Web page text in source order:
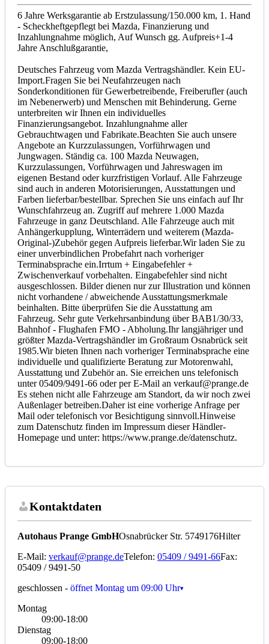
6 Jahre Werksgarantie ab Erstzulassung/150.000 km, 1. Hand
- Scheckheftgepflegt bei Mazda, Finanzierung und
Inzahlungnahme möglich, Auf Wunsch gg. Aufpreis+1-4
Jahre Anschlußgarantie,
Deutsches Fahrzeug vom Mazda Vertragshändler. Kein EU-
Import.Fragen Sie bei Neufahrzeugen nach
Sonderkonditionen für Gewerbetreibende, Freiberufler (auch
im Nebenerwerb) und Menschen mit Behinderung. Gerne
unterbreiten wir Ihnen ein individuelles
Finanzierungsangebot. Inzahlungnahme aller
Gebrauchtwagen und Fabrikate.Beachten Sie auch unsere
Angebote an Kurzzulassungen, Vorführwagen und
Jungwagen. Ständig ca. 100 Mazda Neuwagen,
Kurzzulassungen, Vorführwagen und Jahreswagen im
eigenen Bestand oder kurzfristigen Vorlauf. Alle Fahrzeuge
sind auch in anderen Motorisierungen, Ausstattungen und
Farben lieferbar/bestellbar. Sprechen Sie uns einfach auf Ihr
Wunschfahrzeug an. Zugriff auf mehrere 1.000 Mazda
Fahrzeuge in ganz Deutschland. Alle Fahrzeuge auch mit
Anhängerkupplung, Winterrädern und weiterem (Mazda-
Original-)Zubehör gegen Aufpreis lieferbar.Wir laden Sie zu
einer unverbindlichen Probefahrt nach vorheriger
Terminabsprache ein.Irrtum + Eingabefehler +
Zwischenverkaufvorbehalten. Eingabefehler sind nicht
ausgeschlossen. Bilder dienen nur zur Illustration und können
nicht vorhandene / abweichende Ausstattungsmerkmale
beinhalten. Bitte überprüfen Sie die Ausstattung am
Fahrzeug. Sehr gute Verkehrsanbindung über BAB1/30/33,
Bahnhof - Flughafen FMO - Abholung.Ihr langjähriger und
größter Mazda-Vertragshändler im Großraum Osnabrück seit
1985.Wir bieten Ihnen nach vorheriger Terminabsprache eine
individuelle und qualifizierte Beratung zur Motorenwahl,
Ausstattung und Zubehör an. Sie erreichen uns telefonisch
unter 05409/9491-66 oder per E-Mail an verkauf@prange.de
Es stehen nicht alle Fahrzeuge am Standort, da wir noch zwei
Außenlager betreiben.Daher ist eine vorherige Anfrage per
Mail oder telefonisch vor Besichtigung sinnvoll.Hinweise
zum Datenschutz finden im Impressum dieser Händler-
Homepage und unter: https://www.prange.de/datenschutz.
Kontaktdaten
Autohaus Prange GmbHOsnabrücker Str. 5749176Hilter
E-Mail: verkauf@prange.deTelefon: 05409 / 9491-66Fax:
05409 / 9491-50
geschlossen - öffnet Montag um 09:00 Uhr
Montag
09:00-18:00
Dienstag
09:00-18:00